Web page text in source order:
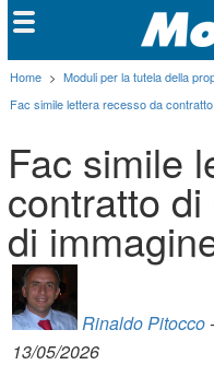
Home > Moduli per la tutela della
Fac simile lettera recesso da
Fac simile
contratto
di
Rinaldo Pitocco
13/05/2026